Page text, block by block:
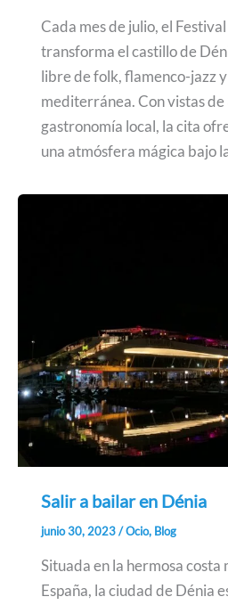
Cada mes de julio, el
transforma el castillo de
libre de folk, flamenco-jazz
mediterránea. Con vistas
gastronomía local, la cita
una atmósfera mágica bajo
Salir a bailar en Dénia
junio 30, 2023/Ocio, Blog
Situada en la hermosa
España, la ciudad de Dénia